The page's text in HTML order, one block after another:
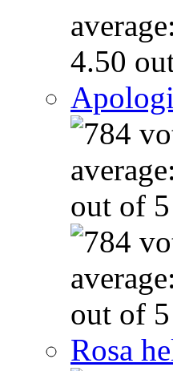
Rosa